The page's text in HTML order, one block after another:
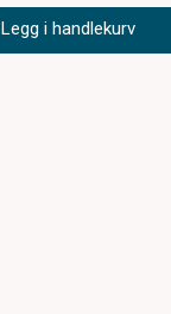
Legg i handlekurv